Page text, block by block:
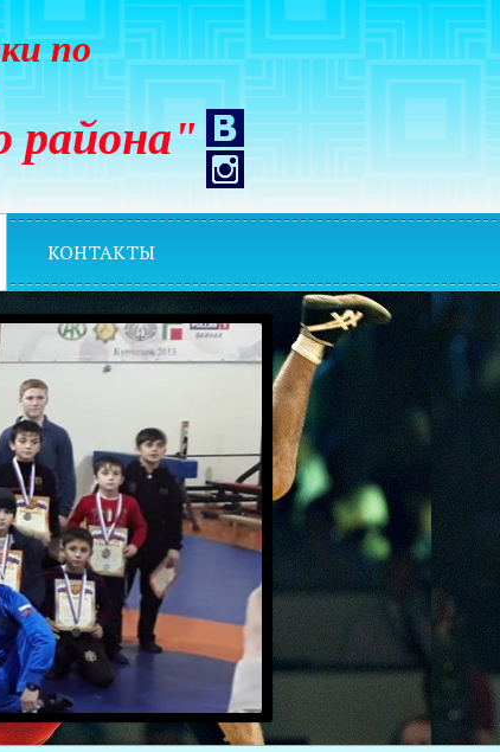
по
района"
КОНТАКТЫ